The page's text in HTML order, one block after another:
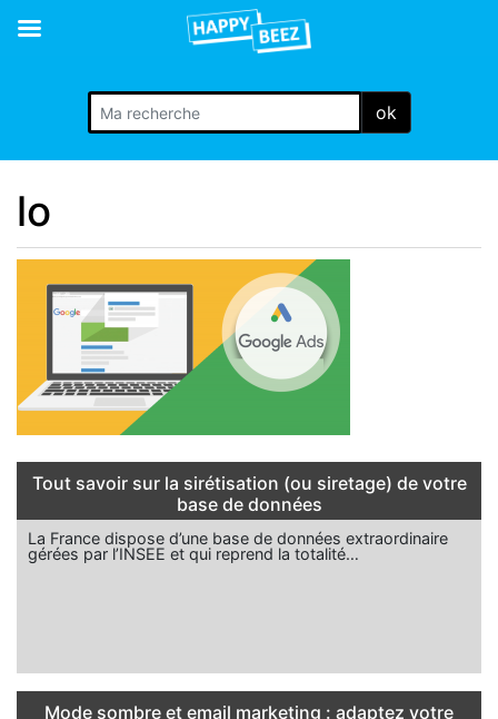
ok
lo
Tout savoir sur la sirétisation (ou siretage) de votre
base de données
La France dispose d’une base de données extraordinaire
gérées par l’INSEE et qui reprend la totalité…
Mode sombre et email marketing : adaptez votre